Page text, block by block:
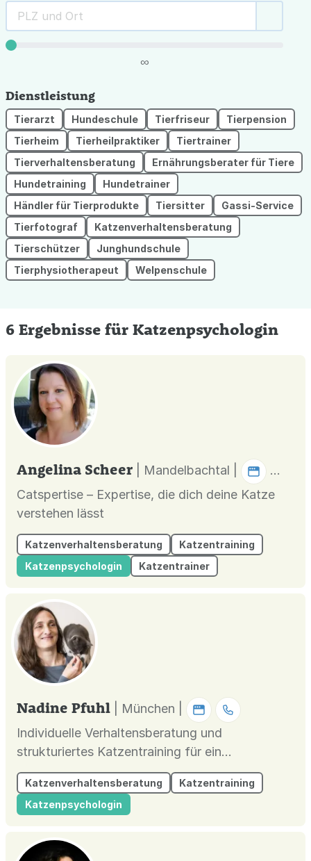
∞
Dienstleistung
Tierarzt Hundeschule Tierfriseur
Tierpension
Tierheim
Tierheilpraktiker
Tiertrainer
Tierverhaltensberatung
Ernährungsberater für Tiere
Hundetraining
Hundetrainer
Händler für Tierprodukte
Tiersitter
Gassi-Service
Tierfotograf
Katzenverhaltensberatung
Tierschützer
Junghundschule
Tierphysiotherapeut
Welpenschule
6 Ergebnisse für Katzenpsychologin
Angelina Scheer
| Mandelbachtal |
Catspertise – Expertise, die dich deine Katze
verstehen lässt
Katzenverhaltensberatung
Katzentraining
Katzenpsychologin
Katzentrainer
Nadine Pfuhl
| München |
Individuelle Verhaltensberatung und
strukturiertes Katzentraining für ein
entspanntes Miteinander.
Katzenverhaltensberatung
Katzentraining
Katzenpsychologin